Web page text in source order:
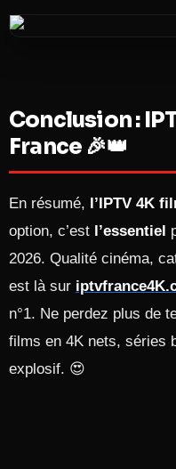
Conclusion :
France 🎉👑
En résumé, l’IPTV 4K
option, c’est l’essentiel
2026. Qualité cinéma,
est là sur
n°1. Ne perdez plus de
films en 4K nets, séries
explosif. 😍